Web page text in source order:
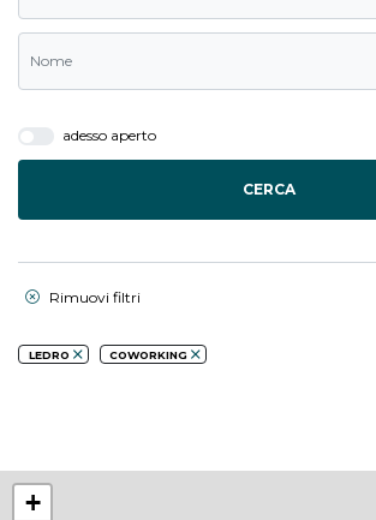
adesso aperto
CERCA
Rimuovi filtri
LEDRO COWORKING
+